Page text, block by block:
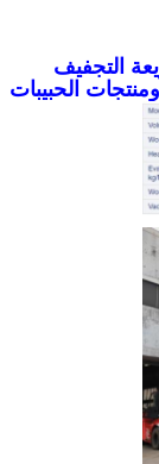
التجفيف
الحبيبات